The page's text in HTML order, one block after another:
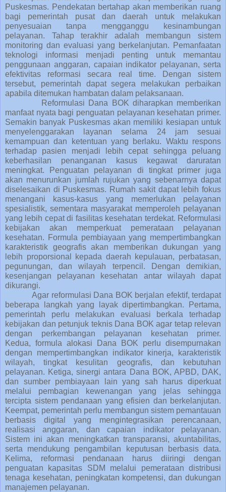
Puskesmas. Pendekatan bertahap akan memberikan ruang
bagi pemerintah pusat dan daerah untuk melakukan
penyesuaian tanpa mengganggu kesinambungan
pelayanan. Tahap terakhir adalah membangun sistem
monitoring dan evaluasi yang berkelanjutan. Pemanfaatan
teknologi informasi menjadi penting untuk memantau
penggunaan anggaran, capaian indikator pelayanan, serta
efektivitas reformasi secara real time. Dengan sistem
tersebut, pemerintah dapat segera melakukan perbaikan
apabila ditemukan hambatan dalam pelaksanaan.
Reformulasi Dana BOK diharapkan memberikan
manfaat nyata bagi penguatan pelayanan kesehatan primer.
Semakin banyak Puskesmas akan memiliki kesiapan untuk
menyelenggarakan layanan selama 24 jam sesuai
kemampuan dan ketentuan yang berlaku. Waktu respons
terhadap pasien menjadi lebih cepat sehingga peluang
keberhasilan penanganan kasus kegawat daruratan
meningkat. Penguatan pelayanan di tingkat primer juga
akan menurunkan jumlah rujukan yang sebenarnya dapat
diselesaikan di Puskesmas. Rumah sakit dapat lebih fokus
menangani kasus-kasus yang memerlukan pelayanan
spesialistik, sementara masyarakat memperoleh pelayanan
yang lebih cepat di fasilitas kesehatan terdekat. Reformulasi
kebijakan akan memperkuat pemerataan pelayanan
kesehatan. Formula pembiayaan yang mempertimbangkan
karakteristik geografis akan memberikan dukungan yang
lebih proporsional kepada daerah kepulauan, perbatasan,
pegunungan, dan wilayah terpencil. Dengan demikian,
kesenjangan pelayanan kesehatan antar wilayah dapat
dikurangi.
Agar reformulasi Dana BOK berjalan efektif, terdapat
beberapa langkah yang layak dipertimbangkan. Pertama,
pemerintah perlu melakukan evaluasi berkala terhadap
kebijakan dan petunjuk teknis Dana BOK agar tetap relevan
dengan perkembangan pelayanan kesehatan primer.
Kedua, formula alokasi Dana BOK perlu disempurnakan
dengan mempertimbangkan indikator kinerja, karakteristik
wilayah, tingkat kesulitan geografis, dan kebutuhan
pelayanan. Ketiga, sinergi antara Dana BOK, APBD, DAK,
dan sumber pembiayaan lain yang sah harus diperkuat
melalui pembagian kewenangan yang jelas sehingga
tercipta sistem pendanaan yang efisien dan berkelanjutan.
Keempat, pemerintah perlu membangun sistem pemantauan
berbasis digital yang mengintegrasikan perencanaan,
realisasi anggaran, dan capaian indikator pelayanan.
Sistem ini akan meningkatkan transparansi, akuntabilitas,
serta mendukung pengambilan keputusan berbasis data.
Kelima, reformasi pendanaan harus diiringi dengan
penguatan kapasitas SDM melalui pemerataan distribusi
tenaga kesehatan, peningkatan kompetensi, dan dukungan
manajemen pelayanan.